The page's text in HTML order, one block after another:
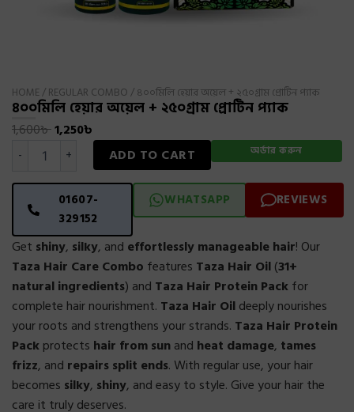
HOME/REGULAR COMBO/ ৪০০মিলি হেয়ার অয়েল + ২৫০গ্রাম প্রোটিন প্যাক
৪০০মিলি হেয়ার অয়েল + ২৫০গ্রাম প্রোটিন প্যাক
1,600৳Original
price
1,600৳ .
1,250৳
price
is:
1,250৳ .
-৪০০মিলি
অয়েল
২৫০গ্রাম
প্যাক
+ ADD TO CART অর্ডার করুন
01607-
329152
WHATSAPP REVIEWS
Get shiny, silky, and effortlessly manageable hair! Our
Taza Hair Care Combo features Taza Hair Oil (31+
natural ingredients) and Taza Hair Protein Pack for
complete hair nourishment. Taza Hair Oil deeply nourishes
your roots and strengthens your strands. Taza Hair Protein
Pack protects hair from sun and heat damage, tames
frizz, and repairs split ends. With regular use, your hair
becomes silky, shiny, and easy to style. Give your hair the
care it truly deserves.